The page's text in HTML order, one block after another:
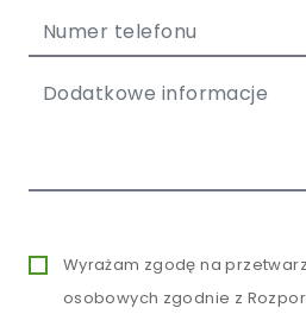
Wyrażam zgodę na
osobowych zgodnie z